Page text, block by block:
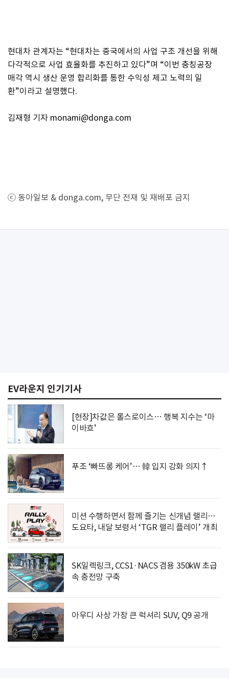
현대차 관계자는 “현대차는 중국에서의 사업 구조 개선을 위해
다각적으로 사업 효율화를 추진하고 있다”며 “이번 충칭공장
매각 역시 생산 운영 합리화를 통한 수익성 제고 노력의 일
환”이라고 설명했다.
김재형 기자 monami@donga.com
ⓒ 동아일보 & donga.com, 무단 전재 및 재배포 금지
EV라운지 인기기사
[현장]차값은 롤스로이스… 행복 지수는 ‘마
이바흐’
푸조 ‘빠뜨롱 케어’… 韓 입지 강화 의지↑
미션 수행하면서 함께 즐기는 신개념 랠리…
도요타, 내달 보령서 ‘TGR 랠리 플레이’ 개최
SK일렉링크, CCS1·NACS 겸용 350kW 초급
속 충전망 구축
아우디 사상 가장 큰 럭셔리 SUV, Q9 공개